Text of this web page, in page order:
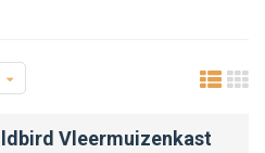
Vleermuizenkast